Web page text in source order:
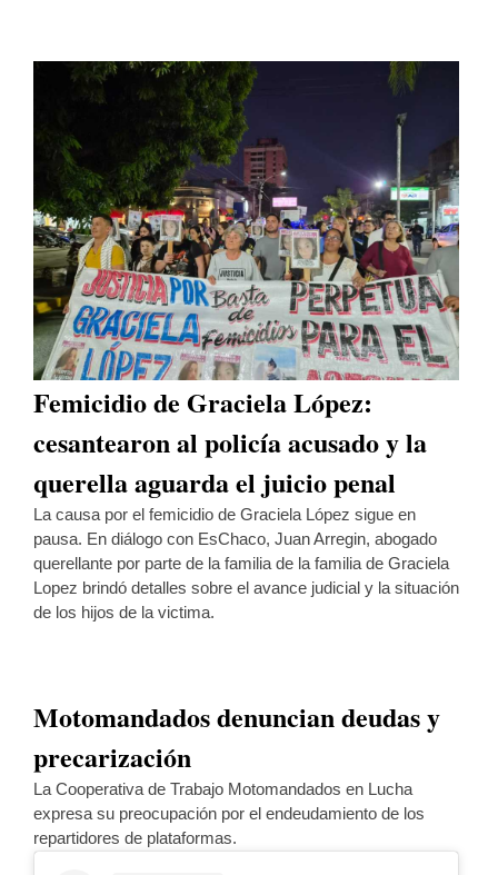
Femicidio de Graciela López:
cesantearon al policía acusado y la
querella aguarda el juicio penal
La causa por el femicidio de Graciela López sigue en
pausa. En diálogo con EsChaco, Juan Arregin, abogado
querellante por parte de la familia de la familia de Graciela
Lopez brindó detalles sobre el avance judicial y la situación
de los hijos de la victima.
Motomandados denuncian deudas y
precarización
La Cooperativa de Trabajo Motomandados en Lucha
expresa su preocupación por el endeudamiento de los
repartidores de plataformas.